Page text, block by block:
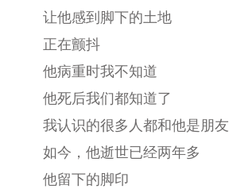
让他感到脚下的土地
正在颤抖
他病重时我不知道
他死后我们都知道了
我认识的很多人都和他是朋友
如今，他逝世已经两年多
他留下的脚印